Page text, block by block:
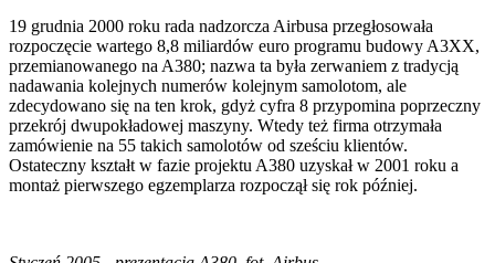
19 grudnia 2000 roku rada nadzorcza Airbusa przegłosowała
rozpoczęcie wartego 8,8 miliardów euro programu budowy A3XX,
przemianowanego na A380; nazwa ta była zerwaniem z tradycją
nadawania kolejnych numerów kolejnym samolotom, ale
zdecydowano się na ten krok, gdyż cyfra 8 przypomina poprzeczny
przekrój dwupokładowej maszyny. Wtedy też firma otrzymała
zamówienie na 55 takich samolotów od sześciu klientów.
Ostateczny kształt w fazie projektu A380 uzyskał w 2001 roku a
montaż pierwszego egzemplarza rozpoczął się rok później.